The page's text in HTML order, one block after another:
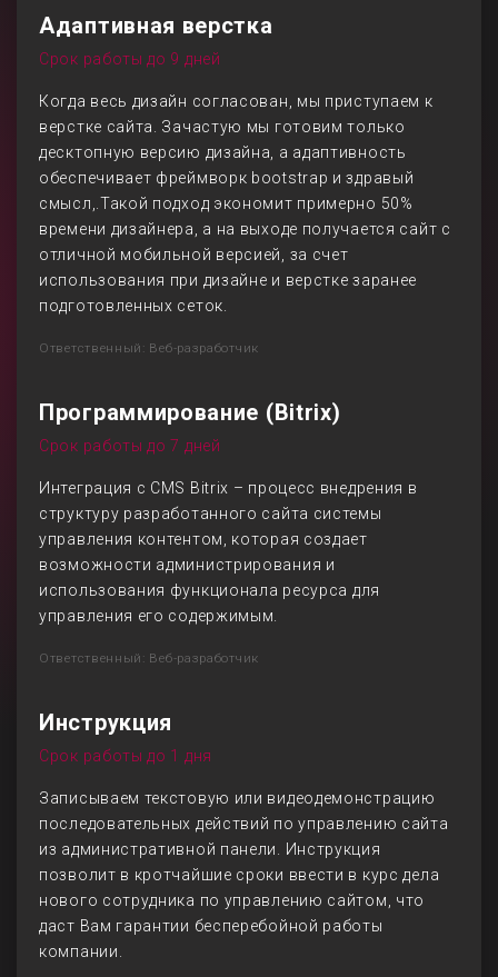
Адаптивная верстка
Срок работы до 9 дней
Когда весь дизайн согласован, мы приступаем к
верстке сайта. Зачастую мы готовим только
десктопную версию дизайна, а адаптивность
обеспечивает фреймворк bootstrap и здравый
смысл,.Такой подход экономит примерно 50%
времени дизайнера, а на выходе получается сайт с
отличной мобильной версией, за счет
использования при дизайне и верстке заранее
подготовленных сеток.
Ответственный: Веб-разработчик
Программирование (Bitrix)
Срок работы до 7 дней
Интеграция с CMS Bitrix – процесс внедрения в
структуру разработанного сайта системы
управления контентом, которая создает
возможности администрирования и
использования функционала ресурса для
управления его содержимым.
Ответственный: Веб-разработчик
Инструкция
Срок работы до 1 дня
Записываем текстовую или видеодемонстрацию
последовательных действий по управлению сайта
из административной панели. Инструкция
позволит в кротчайшие сроки ввести в курс дела
нового сотрудника по управлению сайтом, что
даст Вам гарантии бесперебойной работы
компании.